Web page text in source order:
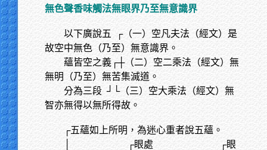
無色聲香味觸法無眼界乃至無意識界
以下廣說五
┌（一）空凡夫法（經文）是
故空中無色（乃至）無意識界。
蘊皆空之義┌┼（二）空二乘法（經文）無
無明（乃至）無苦集滅道。
分為三段 ┘└（三）空大乘法（經文）無
智亦無得以無所得故。
┌五蘊如上所明，為迷心重者說五蘊。
│
┌眼處 ┌眼